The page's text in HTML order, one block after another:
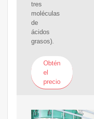
tres
moléculas
de
ácidos
grasos).
Obtén
el
precio